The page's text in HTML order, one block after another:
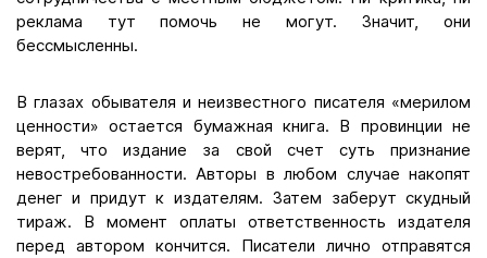
реклама тут помочь не могут. Значит, они
бессмысленны.
В глазах обывателя и неизвестного писателя «мерилом
ценности» остается бумажная книга. В провинции не
верят, что издание за свой счет суть признание
невостребованности. Авторы в любом случае накопят
денег и придут к издателям. Затем заберут скудный
тираж. В момент оплаты ответственность издателя
перед автором кончится. Писатели лично отправятся